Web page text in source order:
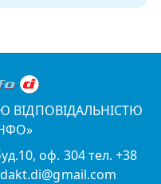
оф. 304 тел. +38